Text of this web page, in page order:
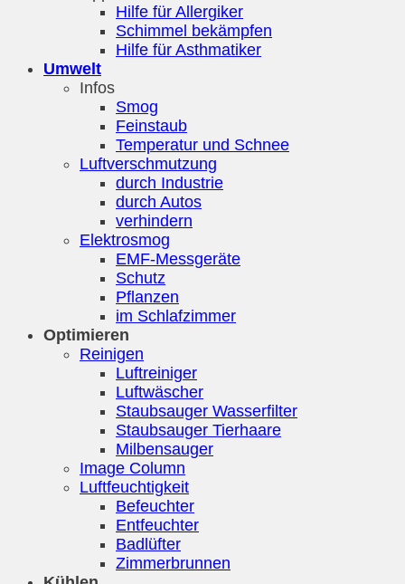
Hilfe für Allergiker
Schimmel bekämpfen
Hilfe für Asthmatiker
Umwelt
Infos
Smog
Feinstaub
Temperatur und Schnee
Luftverschmutzung
durch Industrie
durch Autos
verhindern
Elektrosmog
EMF-Messgeräte
Schutz
Pflanzen
im Schlafzimmer
Optimieren
Reinigen
Luftreiniger
Luftwäscher
Staubsauger Wasserfilter
Staubsauger Tierhaare
Milbensauger
Image Column
Luftfeuchtigkeit
Befeuchter
Entfeuchter
Badlüfter
Zimmerbrunnen